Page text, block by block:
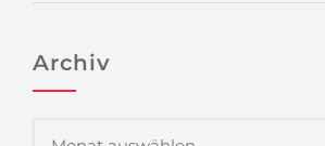
Archiv